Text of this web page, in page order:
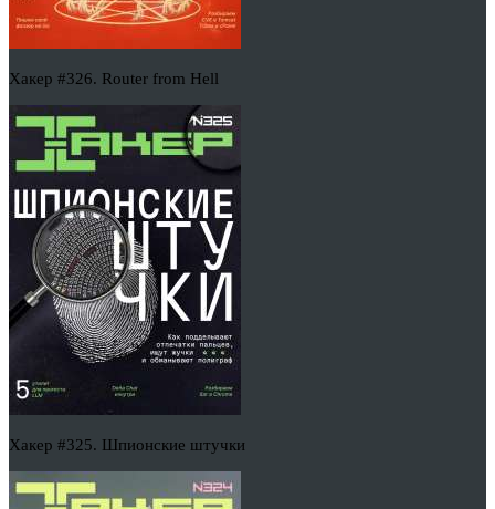
Хакер #326. Router from Hell
Хакер #325. Шпионские штучки